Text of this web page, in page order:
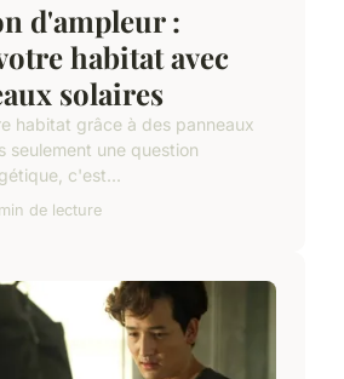
d'ampleur :
habitat avec
solaires
habitat grâce à des panneaux
seulement une question
c'est...
de lecture